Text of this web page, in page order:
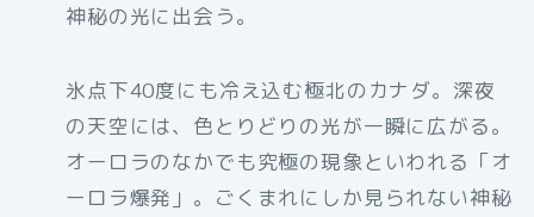
神秘の光に出会う。
氷点下40度にも冷え込む極北のカナダ。深夜
の天空には、色とりどりの光が一瞬に広がる。
オーロラのなかでも究極の現象といわれる「オ
ーロラ爆発」。ごくまれにしか見られない神秘